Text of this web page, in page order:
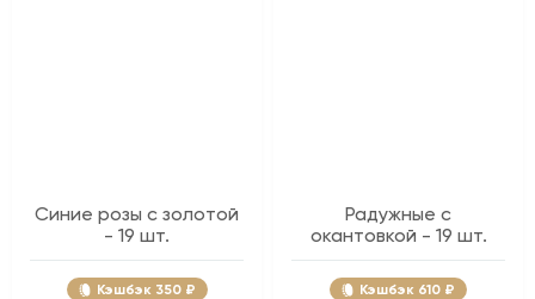
Синие розы c золотой
- 19 шт.
Кэшбэк 350 ₽
Радужные с
окантовкой - 19 шт.
Кэшбэк 610 ₽